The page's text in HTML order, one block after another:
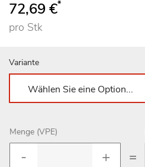
72,69 €*
pro Stk
Variante
Menge (VPE)
=